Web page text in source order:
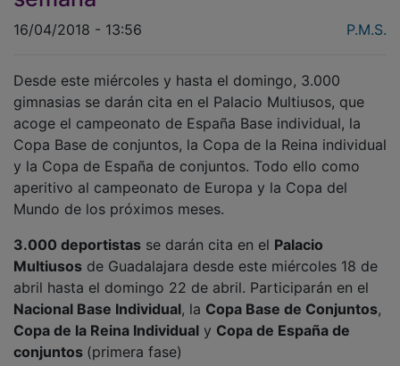
gimnasias se darán cita en el Palacio Multiusos, que
acoge el campeonato de España Base individual, la
Copa Base de conjuntos, la Copa de la Reina individual
y la Copa de España de conjuntos. Todo ello como
aperitivo al campeonato de Europa y la Copa del
Mundo de los próximos meses.
Multiusosde Guadalajara desde este miércoles 18 de
abril hasta el domingo 22 de abril. Participarán en el
Nacional Base Individual, laCopa Base de Conjuntos
Copa de la Reina IndividualyCopa de España de
conjuntos (primera fase)